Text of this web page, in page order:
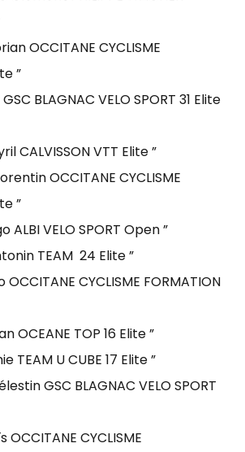
OCCITANE CYCLISME
”
BLAGNAC VELO SPORT 31 Elite
CALVISSON VTT Elite ”
OCCITANE CYCLISME
”
ALBI VELO SPORT Open ”
TEAM 24 Elite ”
OCCITANE CYCLISME FORMATION
OCEANE TOP 16 Elite ”
TEAM U CUBE 17 Elite ”
GSC BLAGNAC VELO SPORT
OCCITANE CYCLISME